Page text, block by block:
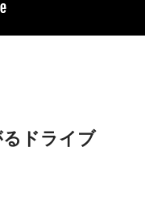
ドライブ